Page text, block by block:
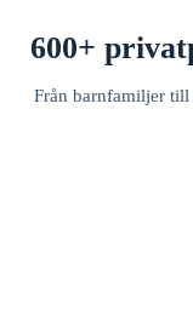
600+
Från barnfamiljer till